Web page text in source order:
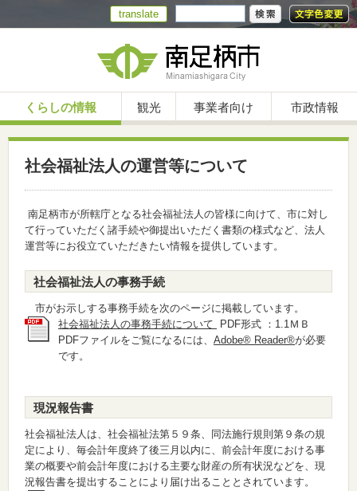
translate
くらしの情報 観光 事業者向け 市政情報
社会福祉法人の運営等について
南足柄市が所轄庁となる社会福祉法人の皆様に向けて、市に対し
て行っていただく諸手続や御提出いただく書類の様式など、法人
運営等にお役立ていただきたい情報を提供しています。
社会福祉法人の事務手続
市がお示しする事務手続を次のページに掲載しています。
社会福祉法人の事務手続について
PDF形式 ：1.1ＭＢ
PDFファイルをご覧になるには、 Adobe® Reader®が必要
です。
現況報告書
社会福祉法人は、社会福祉法第５９条、同法施行規則第９条の規
定により、毎会計年度終了後三月以内に、前会計年度における事
業の概要や前会計年度における主要な財産の所有状況などを、現
況報告書を提出することにより届け出ることとされています。